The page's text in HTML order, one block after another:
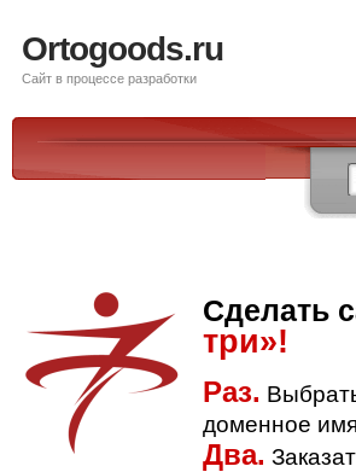
Ortogoods.ru
Сайт в процессе разработки
Сделать
три»!
Раз.
доменное
Два.